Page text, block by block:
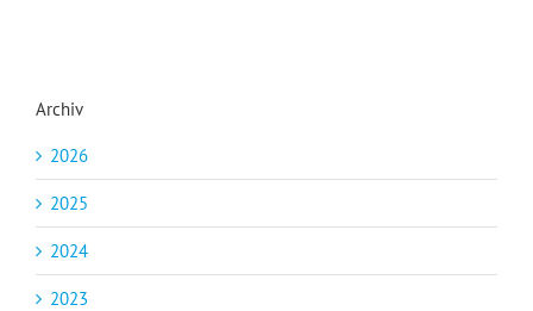
Archiv
2026
2025
2024
2023